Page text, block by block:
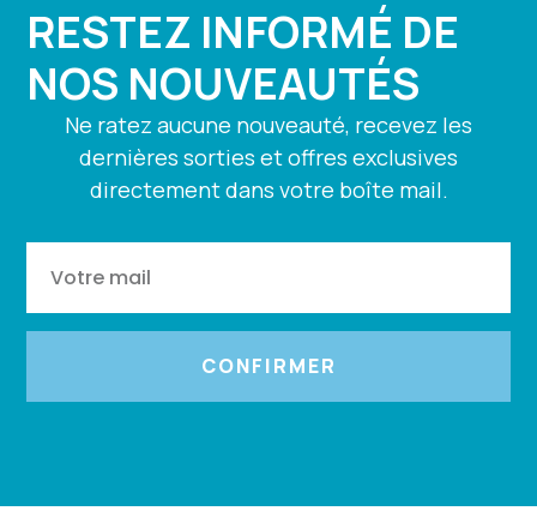
RESTEZ INFORMÉ DE
NOS NOUVEAUTÉS
Ne ratez aucune nouveauté, recevez les
dernières sorties et offres exclusives
directement dans votre boîte mail.
CONFIRMER